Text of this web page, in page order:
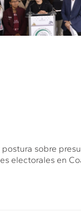
postura sobre
electorales en